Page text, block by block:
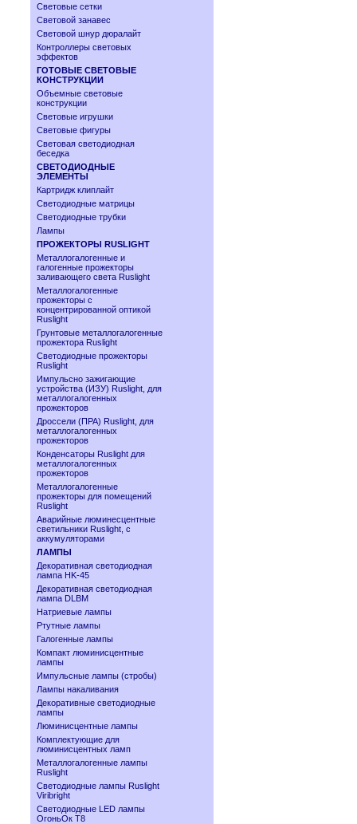
Световые сетки
Световой занавес
Световой шнур дюралайт
Контроллеры световых
эффектов
ГОТОВЫЕ СВЕТОВЫЕ
КОНСТРУКЦИИ
Объемные световые
конструкции
Световые игрушки
Световые фигуры
Световая светодиодная
беседка
СВЕТОДИОДНЫЕ
ЭЛЕМЕНТЫ
Картридж клиплайт
Светодиодные матрицы
Светодиодные трубки
Лампы
ПРОЖЕКТОРЫ RUSLIGHT
Металлогалогенные и
галогенные прожекторы
заливающего света Ruslight
Металлогалогенные
прожекторы с
концентрированной оптикой
Ruslight
Грунтовые металлогалогенные
прожектора Ruslight
Светодиодные прожекторы
Ruslight
Импульсно зажигающие
устройства (ИЗУ) Ruslight, для
металлогалогенных
прожекторов
Дроссели (ПРА) Ruslight, для
металлогалогенных
прожекторов
Конденсаторы Ruslight для
металлогалогенных
прожекторов
Металлогалогенные
прожекторы для помещений
Ruslight
Аварийные люминесцентные
светильники Ruslight, с
аккумуляторами
ЛАМПЫ
Декоративная светодиодная
лампа HK-45
Декоративная светодиодная
лампа DLBM
Натриевые лампы
Ртутные лампы
Галогенные лампы
Компакт люминисцентные
лампы
Импульсные лампы (стробы)
Лампы накаливания
Декоративные светодиодные
лампы
Люминисцентные лампы
Комплектующие для
люминисцентных ламп
Металлогалогенные лампы
Ruslight
Светодиодные лампы Ruslight
Viribright
Cветодиодные LED лампы
ОгоньОк Т8